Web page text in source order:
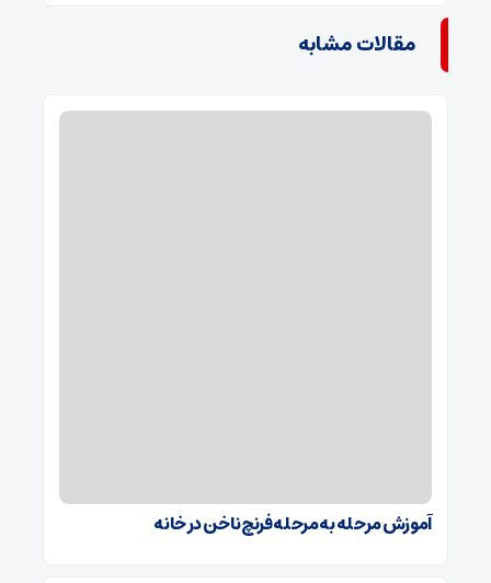
مقالات مشابه
آموزش مرحله به مرحله فرنچ ناخن در خانه